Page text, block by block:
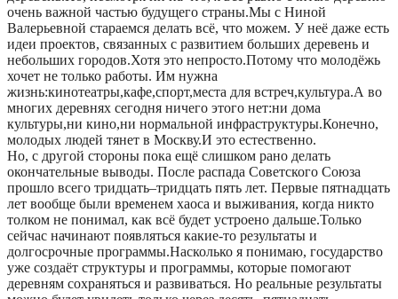
очень важной частью будущего страны.Мы с Ниной
Валерьевной стараемся делать всё, что можем. У неё даже есть
идеи проектов, связанных с развитием больших деревень и
небольших городов.Хотя это непросто.Потому что молодёжь
хочет не только работы. Им нужна
жизнь:кинотеатры,кафе,спорт,места для встреч,культура.А во
многих деревнях сегодня ничего этого нет:ни дома
культуры,ни кино,ни нормальной инфраструктуры.Конечно,
молодых людей тянет в Москву.И это естественно.
Но, с другой стороны пока ещё слишком рано делать
окончательные выводы. После распада Советского Союза
прошло всего тридцать–тридцать пять лет. Первые пятнадцать
лет вообще были временем хаоса и выживания, когда никто
толком не понимал, как всё будет устроено дальше.Только
сейчас начинают появляться какие-то результаты и
долгосрочные программы.Насколько я понимаю, государство
уже создаёт структуры и программы, которые помогают
деревням сохраняться и развиваться. Но реальные результаты